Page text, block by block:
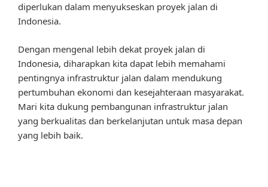
diperlukan dalam menyukseskan proyek jalan di
Indonesia.
Dengan mengenal lebih dekat proyek jalan di
Indonesia, diharapkan kita dapat lebih memahami
pentingnya infrastruktur jalan dalam mendukung
pertumbuhan ekonomi dan kesejahteraan masyarakat.
Mari kita dukung pembangunan infrastruktur jalan
yang berkualitas dan berkelanjutan untuk masa depan
yang lebih baik.